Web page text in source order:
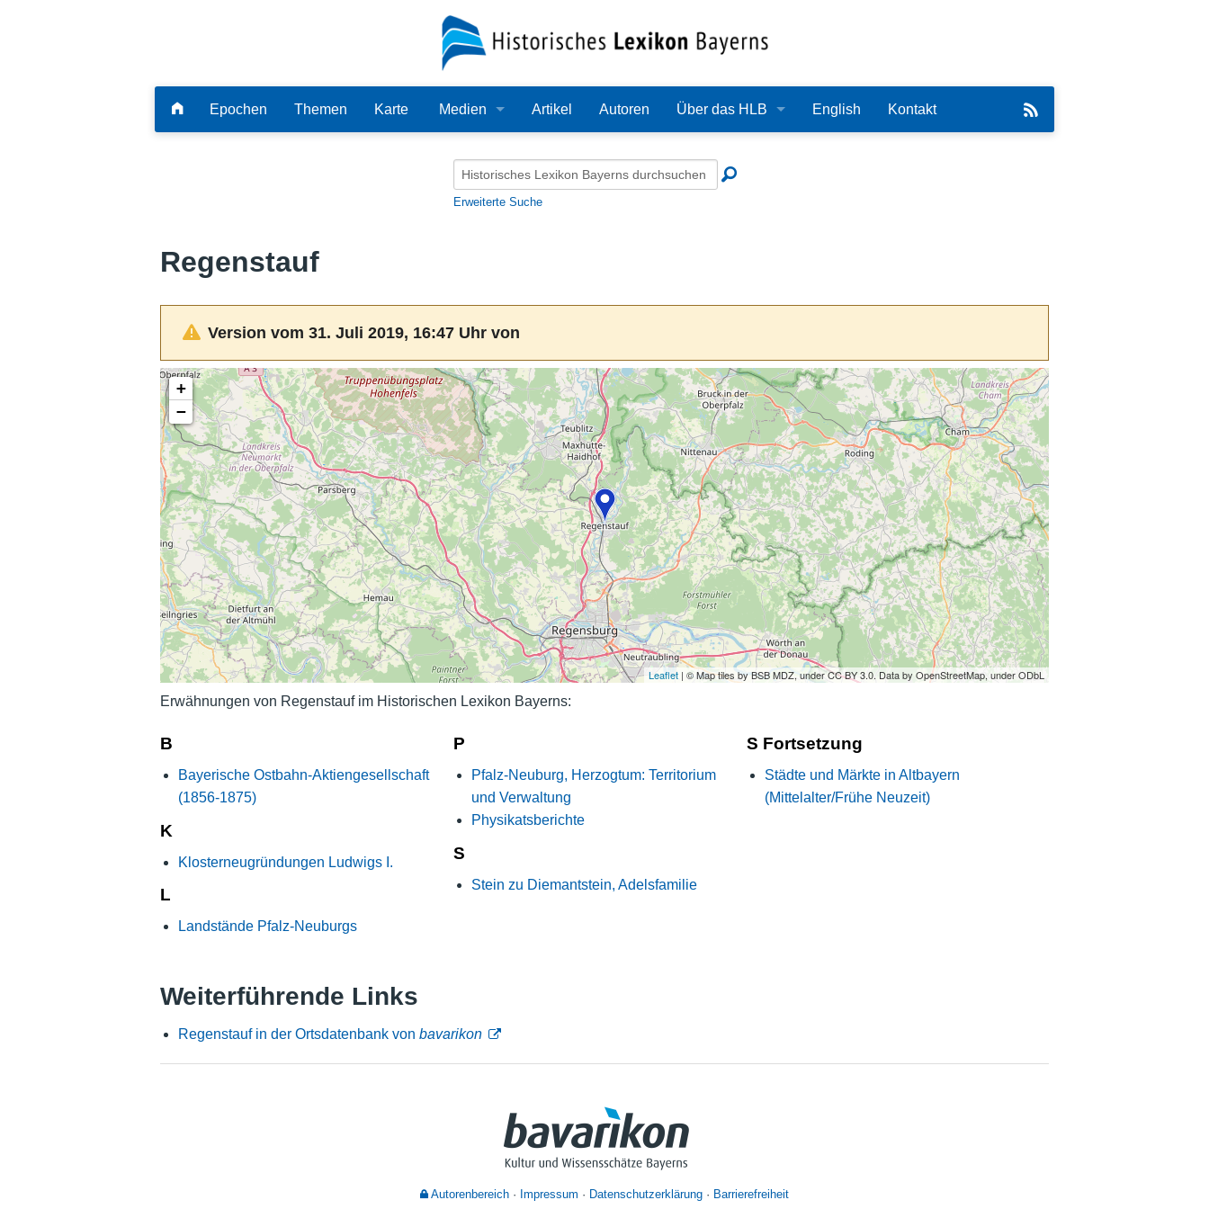
Epochen Themen Karte Medien
Audio
Artikel Autoren Über das HLB
Redaktion
Häufige Fragen
Nutzungshinweise
English Kontakt
Erweiterte Suche
Regenstauf
Version vom 31. Juli 2019, 16:47 Uhr von
+
−
Leaflet | © Map tiles by BSB MDZ, under CC BY 3.0. Data by OpenStreetMap, under ODbL
Erwähnungen von Regenstauf im Historischen Lexikon Bayerns:
B
Bayerische Ostbahn-Aktiengesellschaft
(1856-1875)
K
Klosterneugründungen Ludwigs I.
L
Landstände Pfalz-Neuburgs
P
Pfalz-Neuburg, Herzogtum: Territorium
und Verwaltung
Physikatsberichte
S
Stein zu Diemantstein, Adelsfamilie
S Fortsetzung
Städte und Märkte in Altbayern
(Mittelalter/Frühe Neuzeit)
Weiterführende Links
Regenstauf in der Ortsdatenbank von bavarikon
Autorenbereich Impressum Datenschutzerklärung Barrierefreiheit